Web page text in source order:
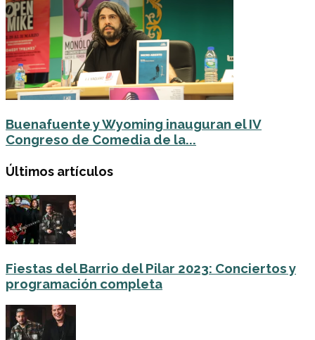
Buenafuente y Wyoming inauguran el IV
Congreso de Comedia de la...
Últimos artículos
Fiestas del Barrio del Pilar 2023: Conciertos y
programación completa